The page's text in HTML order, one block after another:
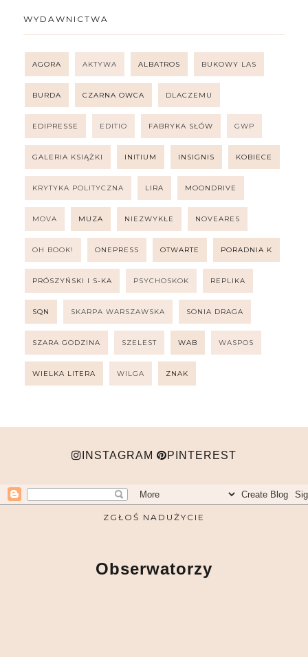
WYDAWNICTWA
AGORA AKTYWA ALBATROS BUKOWY LAS
BURDA CZARNA OWCA DLACZEMU
EDIPRESSE EDITIO FABRYKA SŁÓW GWP
GALERIA KSIĄŻKI INITIUM INSIGNIS KOBIECE
KRYTYKA POLITYCZNA LIRA MOONDRIVE
MOVA MUZA NIEZWYKŁE NOVEARES
OH BOOK! ONEPRESS OTWARTE PORADNIA K
PRÓSZYŃSKI I S-KA PSYCHOSKOK REPLIKA
SQN SKARPA WARSZAWSKA SONIA DRAGA
SZARA GODZINA SZELEST WAB WASPOS
WIELKA LITERA WILGA ZNAK
INSTAGRAM PINTEREST
ZGŁOŚ NADUŻYCIE
Obserwatorzy